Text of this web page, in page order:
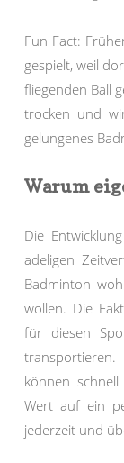
Fun Fact:
gespielt, weil
fliegenden Ball
trocken und
gelungenes
Warum
Die
adeligen
Badminton
wollen. Die
für diesen
können
Wert auf ein
jederzeit und